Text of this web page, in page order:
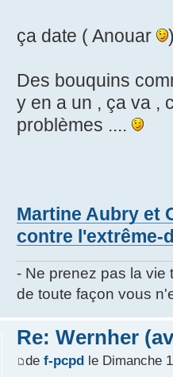
ça date ( Anouar
Des bouquins
y en a un , ça va ,
problèmes ....
Martine Aubry et
contre l'extrême-
- Ne prenez pas la vie
de toute façon vous
Re: Wernher
de f-pcpdle Dimanche